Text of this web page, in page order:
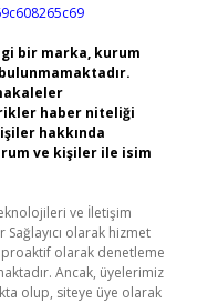
bir marka, kurum
haber niteliği
hakkında
ve kişiler ile isim
ve İletişim
Sağlayıcı olarak hizmet
olarak denetleme
Ancak, üyelerimiz
olup, siteye üye olarak